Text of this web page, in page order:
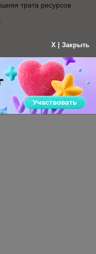
трата ресурсов
примеров.
X | Закрыть